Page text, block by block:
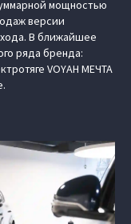
мощностью
версии
хода. В ближайшее
ряда бренда:
VOYAH МЕЧТА